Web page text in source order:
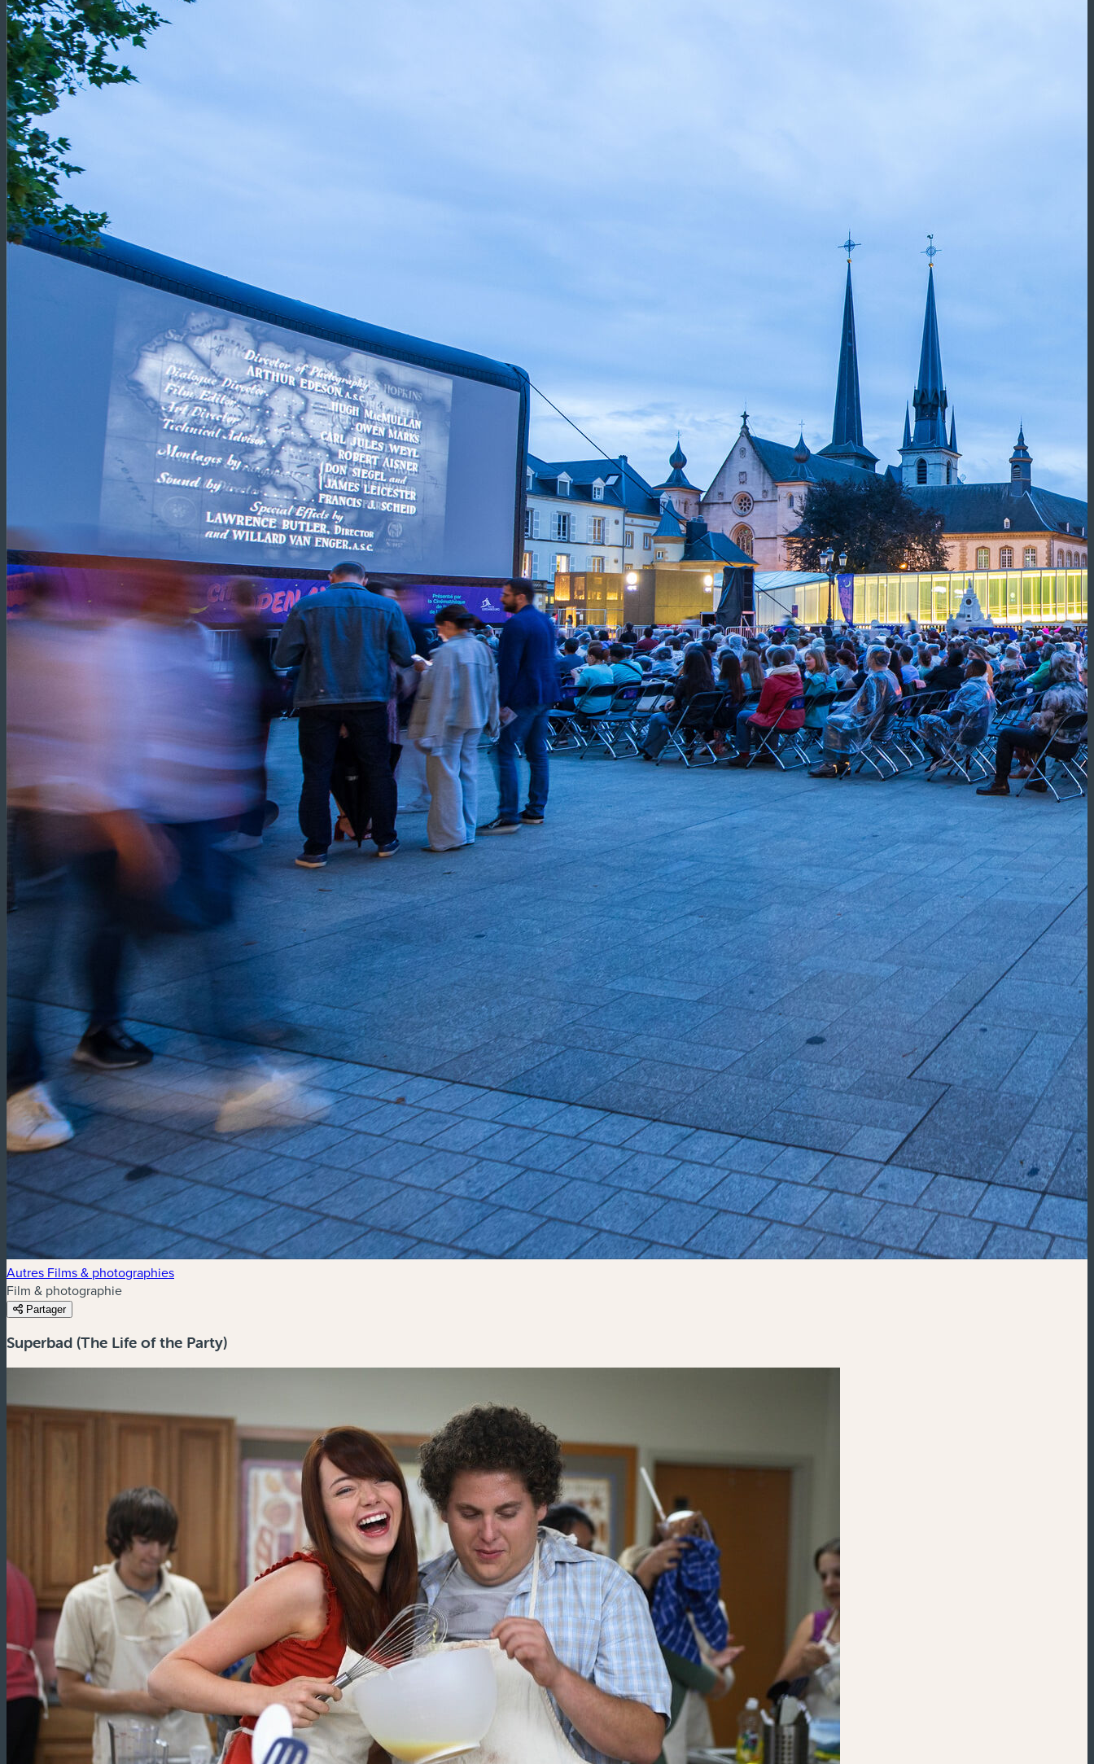
Autres Films & photographies
Film & photographie
Partager
Superbad (The Life of the Party)